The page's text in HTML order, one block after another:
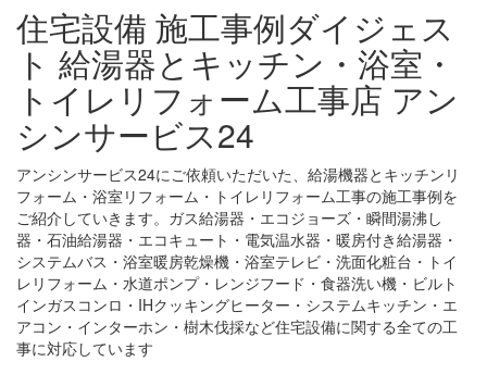
住宅設備 施工事例ダイジェス
ト 給湯器とキッチン・浴室・
トイレリフォーム工事店 アン
シンサービス24
アンシンサービス24にご依頼いただいた、給湯機器とキッチンリ
フォーム・浴室リフォーム・トイレリフォーム工事の施工事例を
ご紹介していきます。ガス給湯器・エコジョーズ・瞬間湯沸し
器・石油給湯器・エコキュート・電気温水器・暖房付き給湯器・
システムバス・浴室暖房乾燥機・浴室テレビ・洗面化粧台・トイ
レリフォーム・水道ポンプ・レンジフード・食器洗い機・ビルト
インガスコンロ・IHクッキングヒーター・システムキッチン・エ
アコン・インターホン・樹木伐採など住宅設備に関する全ての工
事に対応しています